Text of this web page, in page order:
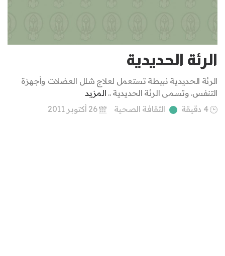
الرئة الحديدية
الرئة الحديدية نبيطة تستعمل لعلاج شلل العضلات وأجهزة
التنفس. وتسمى الرئة الحديدية .. المزيد
4 دقيقة
الثقافة الصحية 26 أكتوبر 2011